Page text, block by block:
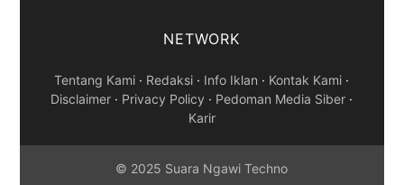
NETWORK
Tentang Kami · Redaksi · Info Iklan · Kontak Kami ·
Disclaimer · Privacy Policy · Pedoman Media Siber ·
Karir
© 2025 Suara Ngawi Techno